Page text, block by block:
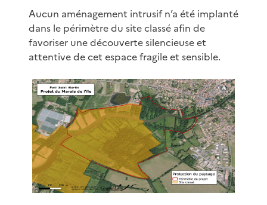
Aucun aménagement intrusif n’a été implanté
dans le périmètre du site classé afin de
favoriser une découverte silencieuse et
attentive de cet espace fragile et sensible.